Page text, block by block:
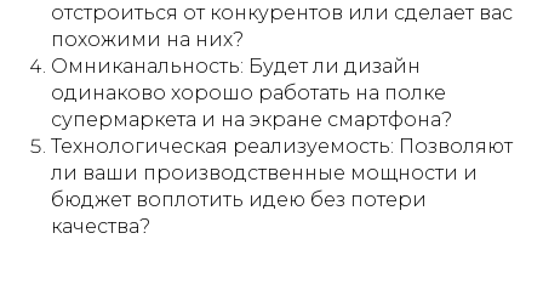
отстроиться от конкурентов или сделает вас
похожими на них?
Омниканальность: Будет ли дизайн
одинаково хорошо работать на полке
супермаркета и на экране смартфона?
Технологическая реализуемость: Позволяют
ли ваши производственные мощности и
бюджет воплотить идею без потери
качества?